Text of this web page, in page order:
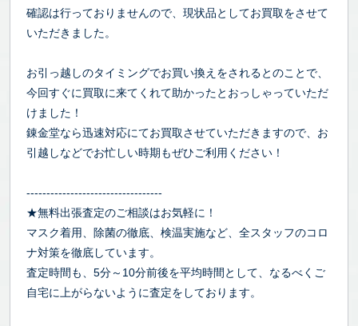
確認は行っておりませんので、現状品としてお買取をさせて
いただきました。
お引っ越しのタイミングでお買い換えをされるとのことで、
今回すぐに買取に来てくれて助かったとおっしゃっていただ
けました！
錬金堂なら迅速対応にてお買取させていただきますので、お
引越しなどでお忙しい時期もぜひご利用ください！
----------------------------------
★無料出張査定のご相談はお気軽に！
マスク着用、除菌の徹底、検温実施など、全スタッフのコロ
ナ対策を徹底しています。
査定時間も、5分～10分前後を平均時間として、なるべくご
自宅に上がらないように査定をしております。